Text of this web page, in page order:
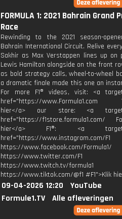
FORMULA 1: 2021 Bahrain Grand
Race
Rewinding to the 2021 season-
Bahrain International Circuit. Relive
Sakhir as Max Verstappen lines up on
Lewis Hamilton alongside on the front
as bold strategy calls, wheel-to-wheel
a dramatic finale made this one an
For more F1® videos, visit: <a
href="https://www.Formula1.com
hier</a> our store: <a
href="https://f1store.formula1.com/
hier</a> F1®: <a
href="https://www.instagram.com/F1
https://www.facebook.com/Formula1/
https://www.twitter.com/F1
https://www.twitch.tv/formula1
https://www.tiktok.com/@f1 #F1">Klik
09-04-2026 12:20
YouTube
Formule1.TV
Alle afleveringen